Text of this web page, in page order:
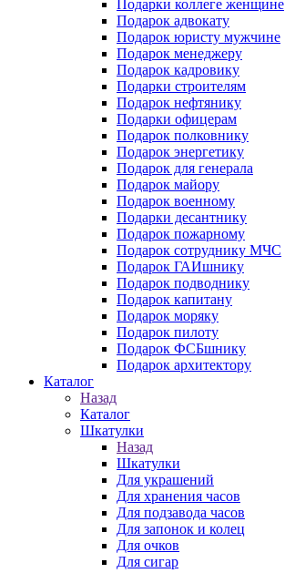
Подарки коллеге женщине
Подарок адвокату
Подарок юристу мужчине
Подарок менеджеру
Подарок кадровику
Подарки строителям
Подарок нефтянику
Подарки офицерам
Подарок полковнику
Подарок энергетику
Подарок для генерала
Подарок майору
Подарок военному
Подарки десантнику
Подарок пожарному
Подарок сотруднику МЧС
Подарок ГАИшнику
Подарок подводнику
Подарок капитану
Подарок моряку
Подарок пилоту
Подарок ФСБшнику
Подарок архитектору
Каталог
Назад
Каталог
Шкатулки
Назад
Шкатулки
Для украшений
Для хранения часов
Для подзавода часов
Для запонок и колец
Для очков
Для сигар